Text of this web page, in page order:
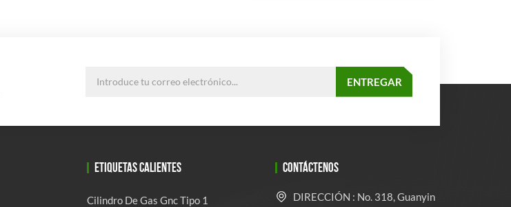
ETIQUETAS CALIENTES
Cilindro De Gas Gnc Tipo 1
CONTÁCTENOS
DIRECCIÓN : No. 318, Guanyin